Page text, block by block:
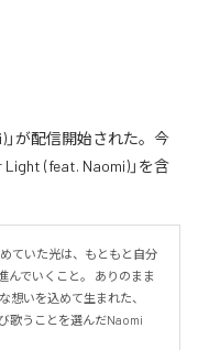
」が配信開始された。今
(feat. Naomi)」を含
ていた光は、もともと自分
んでいくこと。 ありのまま
想いを込めて生まれた、
歌うことを選んだNaomi